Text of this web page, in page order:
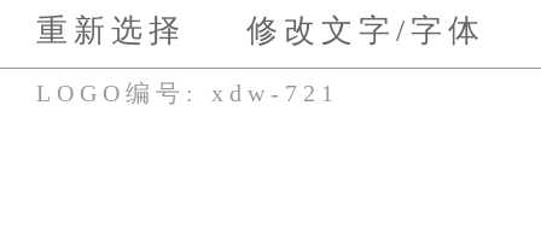
重新选择 修改文字/字体
LOGO编号: xdw-721